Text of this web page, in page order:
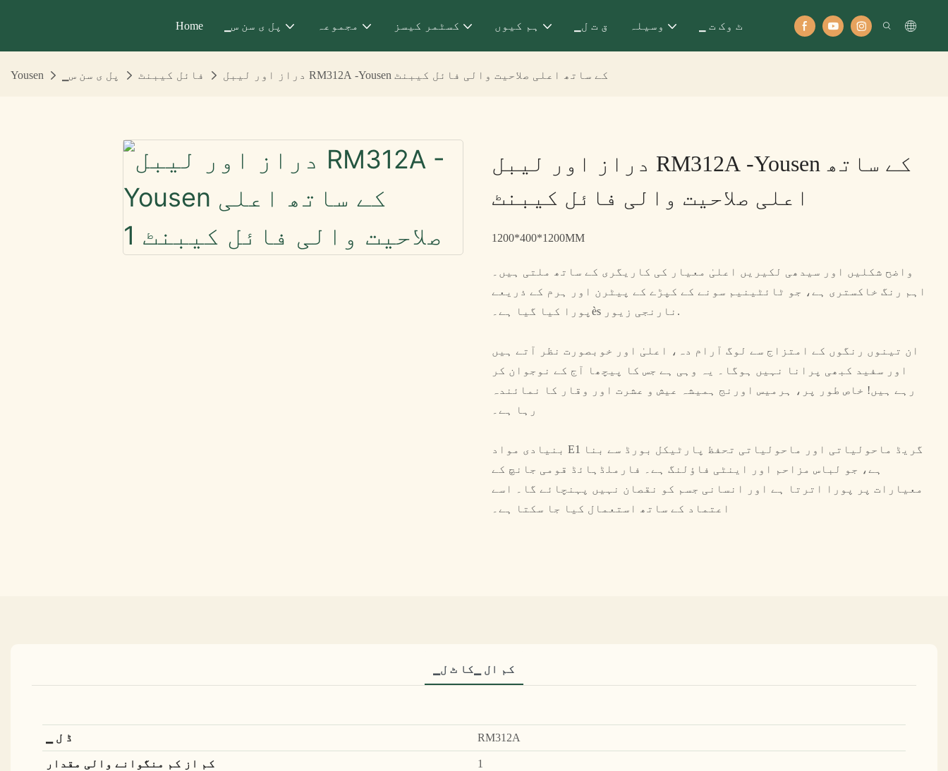
Home ▁پل ی سن س مجموعہ کسٹمر کیسز ہم کیوں ▁ق ت ل وسیلہ ▁ ٹ وک ت
Yousen ▁پل ی سن س فائل کیبنٹ دراز اور لیبل RM312A -Yousen کے ساتھ اعلی صلاحیت والی فائل کیبنٹ
دراز اور لیبل RM312A -Yousen کے ساتھ
اعلی صلاحیت والی فائل کیبنٹ
1200*400*1200MM
واضح شکلیں اور سیدھی لکیریں اعلیٰ معیار کی کاریگری کے ساتھ ملتی ہیں۔
اہم رنگ خاکستری ہے، جو ٹائٹینیم سونے کے کپڑے کے پیٹرن اور ہرم کے ذریعے
پورا کیا گیا ہے۔ès نارنجی زیور.
ان تینوں رنگوں کے امتزاج سے لوگ آرام دہ، اعلیٰ اور خوبصورت نظر آتے ہیں
اور سفید کبھی پرانا نہیں ہوگا۔ یہ وہی ہے جس کا پیچھا آج کے نوجوان کر
رہے ہیں! خاص طور پر، ہرمیس اورنج ہمیشہ عیش و عشرت اور وقار کا نمائندہ
رہا ہے۔
بنیادی مواد E1 گریڈ ماحولیاتی اور ماحولیاتی تحفظ پارٹیکل بورڈ سے بنا
ہے، جو لباس مزاحم اور اینٹی فاؤلنگ ہے۔ فارملڈہائڈ قومی جانچ کے
معیارات پر پورا اترتا ہے اور انسانی جسم کو نقصان نہیں پہنچائے گا۔ اسے
اعتماد کے ساتھ استعمال کیا جا سکتا ہے۔
▁کم ال ▁کا ٹ ل
RM312A
1